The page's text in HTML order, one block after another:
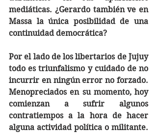
mediáticas. ¿Gerardo también ve en
Massa la única posibilidad de una
continuidad democrática?
Por el lado de los libertarios de Jujuy
todo es triunfalismo y cuidado de no
incurrir en ningún error no forzado.
Menopreciados en su momento, hoy
comienzan a sufrir algunos
contratiempos a la hora de hacer
alguna actividad política o militante.